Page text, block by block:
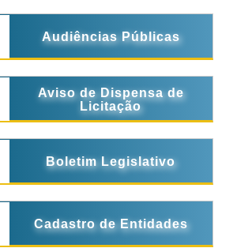
Audiências Públicas
Aviso de Dispensa de
Licitação
Boletim Legislativo
Cadastro de Entidades